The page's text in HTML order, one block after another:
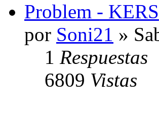
Problem - KERS
por Soni21 »
1 Respuestas
6809 Vistas